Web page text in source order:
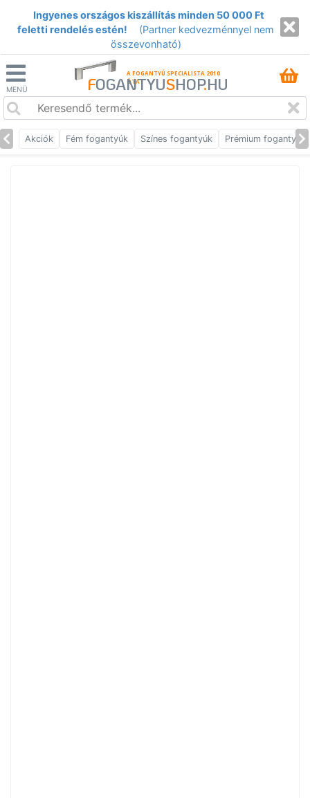
Ingyenes országos kiszállítás minden 50 000 Ft
feletti rendelés estén!
(Partner kedvezménnyel nem
összevonható)
MENÜ
A FOGANTYÚ SPECIALISTA 2010
ÓTA
FOGANTYUSHOP.HU
Akciók Fém fogantyúk Színes fogantyúk Prémium fogantyúk